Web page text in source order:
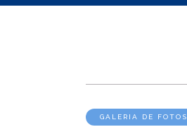
GALERIA DE FOTOS